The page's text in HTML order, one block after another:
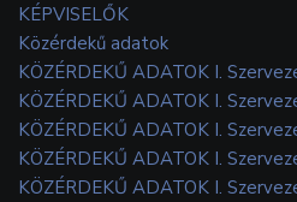
KÉPVISELŐK
Közérdekű adatok
KÖZÉRDEKŰ ADATOK I.
KÖZÉRDEKŰ ADATOK I.
KÖZÉRDEKŰ ADATOK I.
KÖZÉRDEKŰ ADATOK I.
KÖZÉRDEKŰ ADATOK I.